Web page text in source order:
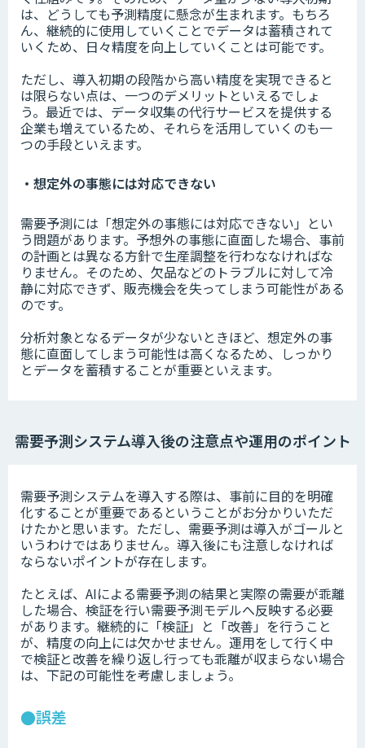
は、どうしても予測精度に懸念が生まれます。もちろ
ん、継続的に使用していくことでデータは蓄積されて
いくため、日々精度を向上していくことは可能です。
ただし、導入初期の段階から高い精度を実現できると
は限らない点は、一つのデメリットといえるでしょ
う。最近では、データ収集の代行サービスを提供する
企業も増えているため、それらを活用していくのも一
つの手段といえます。
・想定外の事態には対応できない
需要予測には「想定外の事態には対応できない」とい
う問題があります。予想外の事態に直面した場合、事前
の計画とは異なる方針で生産調整を行わななければな
りません。そのため、欠品などのトラブルに対して冷
静に対応できず、販売機会を失ってしまう可能性がある
のです。
分析対象となるデータが少ないときほど、想定外の事
態に直面してしまう可能性は高くなるため、しっかり
とデータを蓄積することが重要といえます。
需要予測システム導入後の注意点や運用のポイント
需要予測システムを導入する際は、事前に目的を明確
化することが重要であるということがお分かりいただ
けたかと思います。ただし、需要予測は導入がゴールと
いうわけではありません。導入後にも注意しなければ
ならないポイントが存在します。
たとえば、AIによる需要予測の結果と実際の需要が乖離
した場合、検証を行い需要予測モデルへ反映する必要
があります。継続的に「検証」と「改善」を行うこと
が、精度の向上には欠かせません。運用をして行く中
で検証と改善を繰り返し行っても乖離が収まらない場合
は、下記の可能性を考慮しましょう。
●誤差